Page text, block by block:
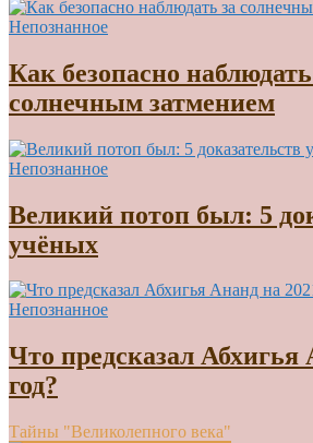
Непознанное
Как безопасно наблюдать
солнечным затмением
Непознанное
Великий потоп был: 5
учёных
Непознанное
Что предсказал Абхигья
год?
Тайны "Великолепного века"